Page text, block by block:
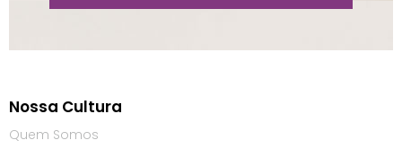
Nossa Cultura
Quem Somos